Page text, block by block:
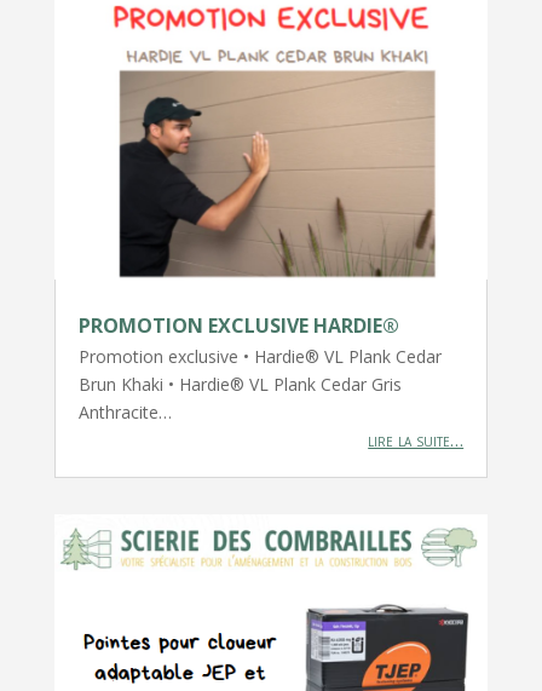
PROMOTION EXCLUSIVE HARDIE®
Promotion exclusive • Hardie® VL Plank Cedar
Brun Khaki • Hardie® VL Plank Cedar Gris
Anthracite…
lire la suite…